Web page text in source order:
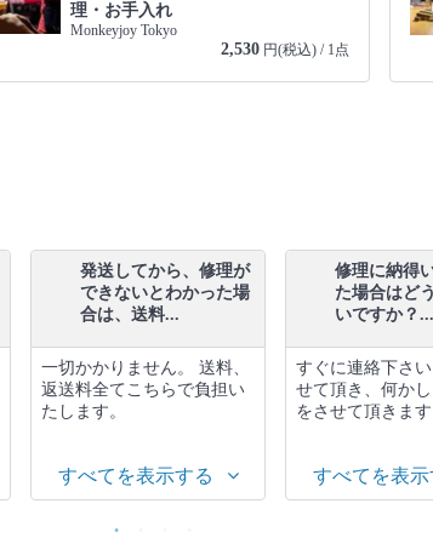
理・お手入れ
Monkeyjoy Tokyo
2,530 円(税込) / 1点
発送してから、修理が
できないとわかった場
合は、送料...
一切かかりません。 送料、
返送料全てこちらで負担い
たします。
すべてを表示する
修理に納得
た場合はど
いですか？...
すぐに連絡下さ
せて頂き、何か
をさせて頂きます
すべてを表示